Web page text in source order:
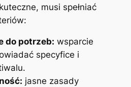
musi spełniać
do potrzeb: wsparcie
specyfice i
jasne zasady